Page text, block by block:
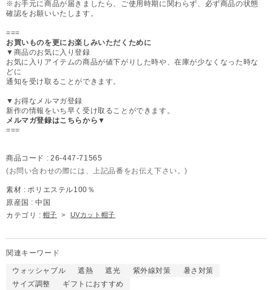
※お手元に商品が届きましたら、ご使用時期に関わらず、必ず商品の状態
確認をお願いいたします。
===
お買いものを更にお楽しみいただくために
▼商品のお気に入り登録
お気に入りアイテムの商品が値下がりした時や、在庫が少なくなった時な
どに
通知を受け取ることができます。
▼お得なメルマガ登録
新作の情報をいち早く受け取ることができます。
メルマガ登録はこちらから▼
===
商品コード : 26-447-71565
(お問い合わせの際には、上記品番をお伝え下さい。)
素材 : ポリエステル100％
原産国 : 中国
カテゴリ : 帽子 > UVカット帽子
関連キーワード
ウォッシャブル 遮熱 遮光 紫外線対策
暑さ対策
サイズ調整
ギフトにおすすめ